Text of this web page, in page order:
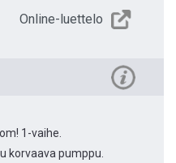
Online-luettelo
1-vaihe.
korvaava pumppu.